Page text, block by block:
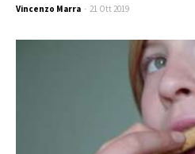
Vincenzo Marra - 21 Ott 2019